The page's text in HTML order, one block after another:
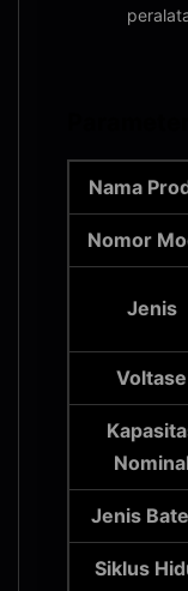
Nama
Nomor
Jenis
Voltase
Jenis
Siklus